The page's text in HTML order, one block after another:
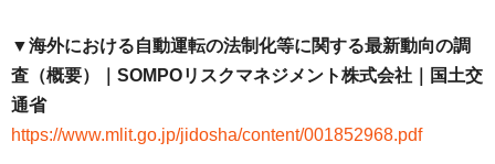
▼海外における自動運転の法制化等に関する最新動向の調
査（概要）｜SOMPOリスクマネジメント株式会社｜国土交
通省
https://www.mlit.go.jp/jidosha/content/001852968.pdf